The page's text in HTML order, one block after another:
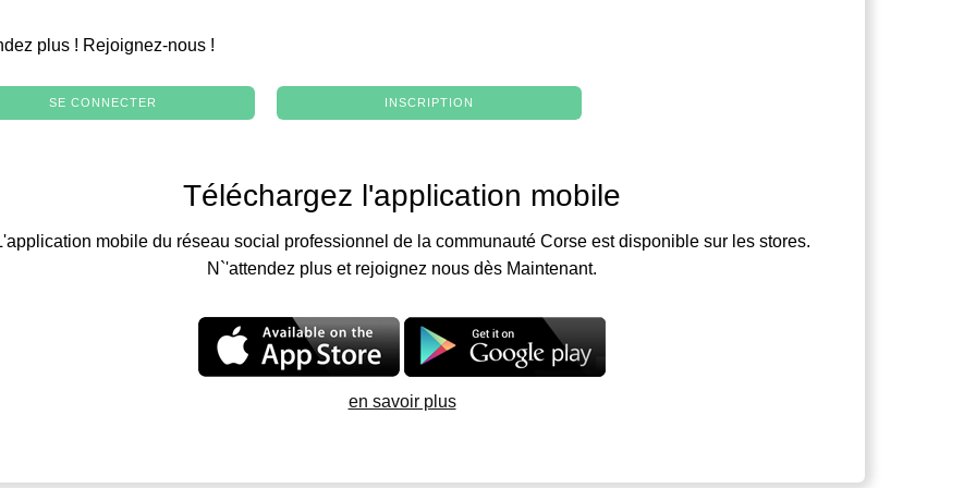
plus ! Rejoignez-nous !
SE CONNECTER INSCRIPTION
Téléchargez l'application mobile
mobile du réseau social professionnel de la communauté Corse est disponible sur les stores.
N`'attendez plus et rejoignez nous dès Maintenant.
en savoir plus